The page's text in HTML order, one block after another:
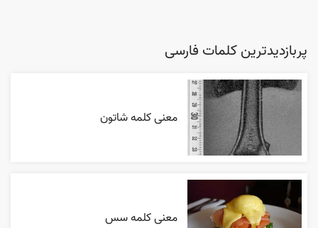
پربازدیدترین کلمات فارسی
معنی کلمه شاتون
معنی کلمه سس